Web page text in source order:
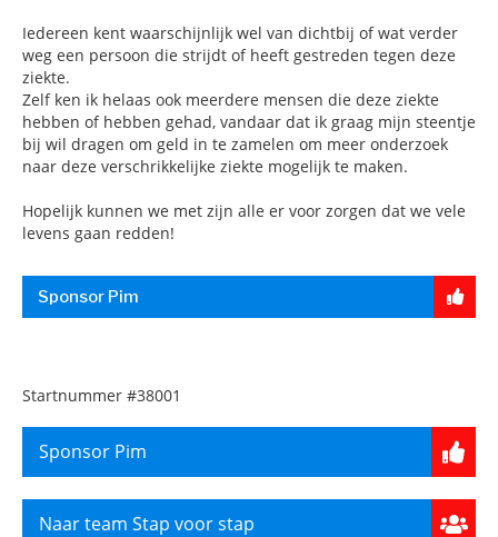
Iedereen kent waarschijnlijk wel van dichtbij of wat verder
weg een persoon die strijdt of heeft gestreden tegen deze
ziekte.
Zelf ken ik helaas ook meerdere mensen die deze ziekte
hebben of hebben gehad, vandaar dat ik graag mijn steentje
bij wil dragen om geld in te zamelen om meer onderzoek
naar deze verschrikkelijke ziekte mogelijk te maken.
Hopelijk kunnen we met zijn alle er voor zorgen dat we vele
levens gaan redden!
Sponsor Pim
Startnummer #38001
Sponsor Pim
Naar team Stap voor stap